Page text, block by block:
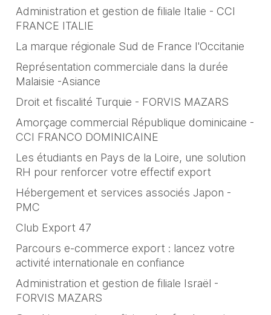
Administration et gestion de filiale Italie - CCI
FRANCE ITALIE
La marque régionale Sud de France l'Occitanie
Représentation commerciale dans la durée
Malaisie -Asiance
Droit et fiscalité Turquie - FORVIS MAZARS
Amorçage commercial République dominicaine -
CCI FRANCO DOMINICAINE
Les étudiants en Pays de la Loire, une solution
RH pour renforcer votre effectif export
Hébergement et services associés Japon -
PMC
Club Export 47
Parcours e-commerce export : lancez votre
activité internationale en confiance
Administration et gestion de filiale Israël -
FORVIS MAZARS